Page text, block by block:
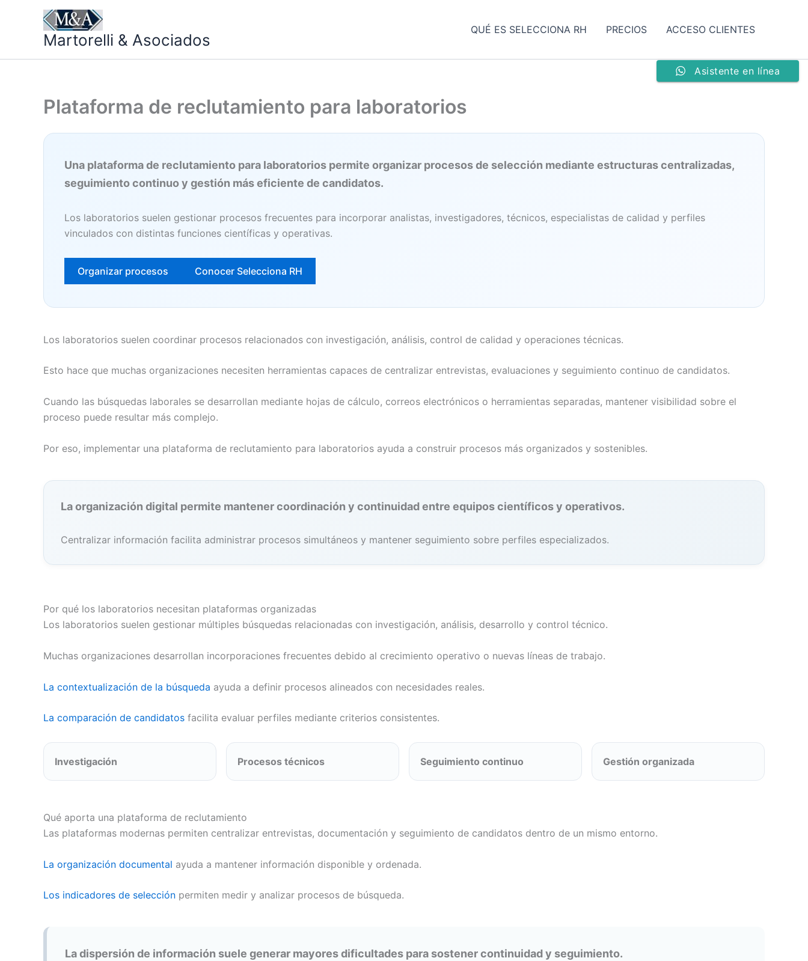
Martorelli & Asociados
QUÉ ES SELECCIONA RH PRECIOS ACCESO CLIENTES
Plataforma de reclutamiento para laboratorios
Una plataforma de reclutamiento para laboratorios permite organizar procesos de selección mediante estructuras centralizadas,
seguimiento continuo y gestión más eficiente de candidatos.
Los laboratorios suelen gestionar procesos frecuentes para incorporar analistas, investigadores, técnicos, especialistas de calidad y perfiles
vinculados con distintas funciones científicas y operativas.
Organizar procesos Conocer Selecciona RH
Los laboratorios suelen coordinar procesos relacionados con investigación, análisis, control de calidad y operaciones técnicas.
Esto hace que muchas organizaciones necesiten herramientas capaces de centralizar entrevistas, evaluaciones y seguimiento continuo de candidatos.
Cuando las búsquedas laborales se desarrollan mediante hojas de cálculo, correos electrónicos o herramientas separadas, mantener visibilidad sobre el
proceso puede resultar más complejo.
Por eso, implementar una plataforma de reclutamiento para laboratorios ayuda a construir procesos más organizados y sostenibles.
La organización digital permite mantener coordinación y continuidad entre equipos científicos y operativos.
Centralizar información facilita administrar procesos simultáneos y mantener seguimiento sobre perfiles especializados.
Por qué los laboratorios necesitan plataformas organizadas
Los laboratorios suelen gestionar múltiples búsquedas relacionadas con investigación, análisis, desarrollo y control técnico.
Muchas organizaciones desarrollan incorporaciones frecuentes debido al crecimiento operativo o nuevas líneas de trabajo.
La contextualización de la búsqueda ayuda a definir procesos alineados con necesidades reales.
La comparación de candidatos facilita evaluar perfiles mediante criterios consistentes.
Investigación Procesos técnicos Seguimiento continuo Gestión organizada
Qué aporta una plataforma de reclutamiento
Las plataformas modernas permiten centralizar entrevistas, documentación y seguimiento de candidatos dentro de un mismo entorno.
La organización documental ayuda a mantener información disponible y ordenada.
Los indicadores de selección permiten medir y analizar procesos de búsqueda.
La dispersión de información suele generar mayores dificultades para sostener continuidad y seguimiento.
Asistente en línea